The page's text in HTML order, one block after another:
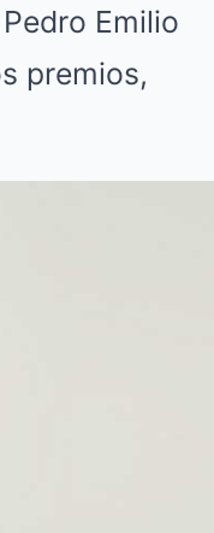
Emilio
premios,